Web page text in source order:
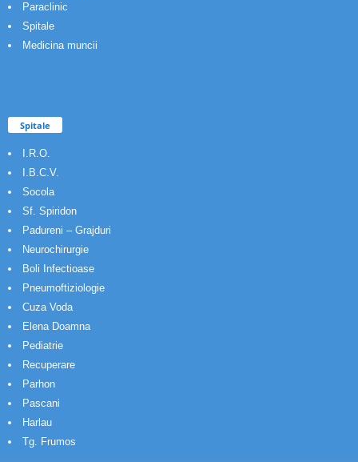
Paraclinic
Spitale
Medicina muncii
Spitale
I.R.O.
I.B.C.V.
Socola
Sf. Spiridon
Padureni – Grajduri
Neurochirurgie
Boli Infectioase
Pneumoftiziologie
Cuza Voda
Elena Doamna
Pediatrie
Recuperare
Parhon
Pascani
Harlau
Tg. Frumos